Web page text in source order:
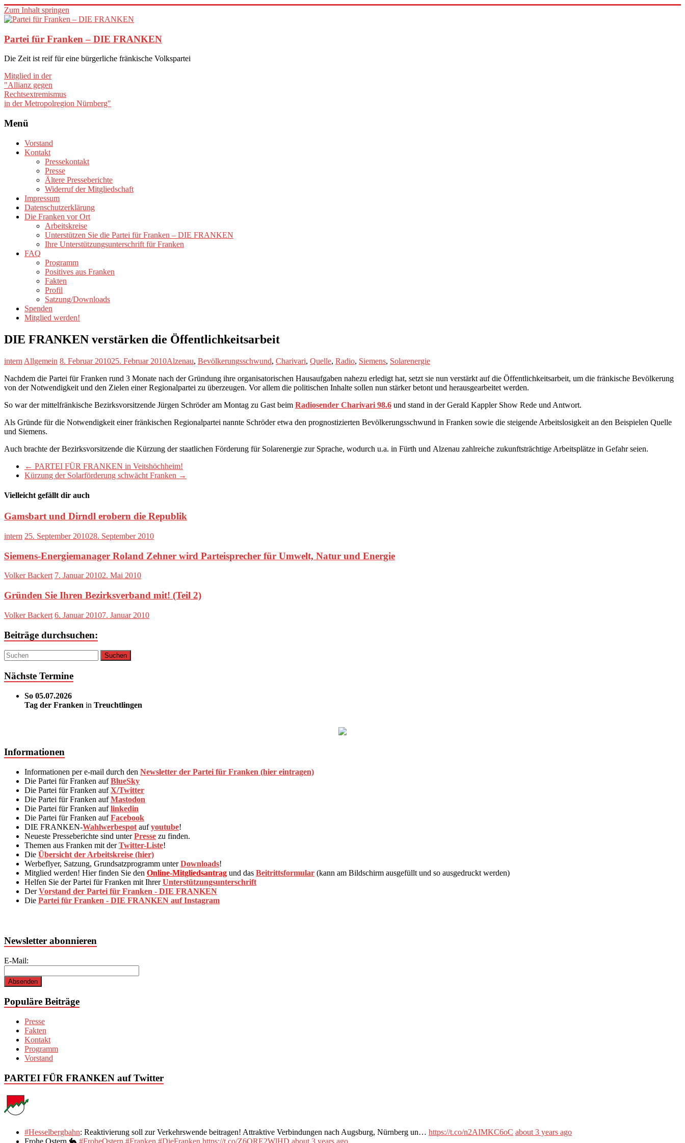
Zum Inhalt springen
Partei für Franken – DIE FRANKEN
Die Zeit ist reif für eine bürgerliche fränkische Volkspartei
Mitglied in der
"Allianz gegen
Rechtsextremismus
in der Metropolregion Nürnberg"
Menü
Vorstand
Kontakt
Pressekontakt
Presse
Ältere Presseberichte
Widerruf der Mitgliedschaft
Impressum
Datenschutzerklärung
Die Franken vor Ort
Arbeitskreise
Unterstützen Sie die Partei für Franken – DIE FRANKEN
Ihre Unterstützungsunterschrift für Franken
FAQ
Programm
Positives aus Franken
Fakten
Profil
Satzung/Downloads
Spenden
Mitglied werden!
DIE FRANKEN verstärken die Öffentlichkeitsarbeit
intern Allgemein 8. Februar 201025. Februar 2010Alzenau, Bevölkerungsschwund, Charivari, Quelle, Radio, Siemens, Solarenergie
Nachdem die Partei für Franken rund 3 Monate nach der Gründung ihre organisatorischen Hausaufgaben nahezu erledigt hat, setzt sie nun verstärkt auf die Öffentlichkeitsarbeit, um die fränkische Bevölkerung
von der Notwendigkeit und den Zielen einer Regionalpartei zu überzeugen. Vor allem die politischen Inhalte sollen nun stärker betont und herausgearbeitet werden.
So war der mittelfränkische Bezirksvorsitzende Jürgen Schröder am Montag zu Gast beim Radiosender Charivari 98.6 und stand in der Gerald Kappler Show Rede und Antwort.
Als Gründe für die Notwendigkeit einer fränkischen Regionalpartei nannte Schröder etwa den prognostizierten Bevölkerungsschwund in Franken sowie die steigende Arbeitslosigkeit an den Beispielen Quelle
und Siemens.
Auch brachte der Bezirksvorsitzende die Kürzung der staatlichen Förderung für Solarenergie zur Sprache, wodurch u.a. in Fürth und Alzenau zahlreiche zukunftsträchtige Arbeitsplätze in Gefahr seien.
← PARTEI FÜR FRANKEN in Veitshöchheim!
Kürzung der Solarförderung schwächt Franken →
Vielleicht gefällt dir auch
Gamsbart und Dirndl erobern die Republik
intern 25. September 201028. September 2010
Siemens-Energiemanager Roland Zehner wird Parteisprecher für Umwelt, Natur und Energie
Volker Backert 7. Januar 20102. Mai 2010
Gründen Sie Ihren Bezirksverband mit! (Teil 2)
Volker Backert 6. Januar 20107. Januar 2010
Beiträge durchsuchen:
Nächste Termine
So 05.07.2026
Tag der Franken in Treuchtlingen
Informationen
Informationen per e-mail durch den Newsletter der Partei für Franken (hier eintragen)
Die Partei für Franken aufBlueSky
Die Partei für Franken aufX/Twitter
Die Partei für Franken aufMastodon
Die Partei für Franken auflinkedin
Die Partei für Franken aufFacebook
DIE FRANKEN-Wahlwerbespot aufyoutube!
Neueste Presseberichte sind unterPresse zu finden.
Themen aus Franken mit derTwitter-Liste!
Die Übersicht der Arbeitskreise (hier)
Werbeflyer, Satzung, Grundsatzprogramm unterDownloads!
Mitglied werden! Hier finden Sie den Online-Mitgliedsantrag und das Beitrittsformular (kann am Bildschirm ausgefüllt und so ausgedruckt werden)
Helfen Sie der Partei für Franken mit IhrerUnterstützungsunterschrift
DerVorstand der Partei für Franken - DIE FRANKEN
Die Partei für Franken - DIE FRANKEN auf Instagram
Newsletter abonnieren
E-Mail:
Populäre Beiträge
Presse
Fakten
Kontakt
Programm
Vorstand
PARTEI FÜR FRANKEN auf Twitter
#Hesselbergbahn: Reaktivierung soll zur Verkehrswende beitragen! Attraktive Verbindungen nach Augsburg, Nürnberg un… https://t.co/n2AIMKC6oC about 3 years ago